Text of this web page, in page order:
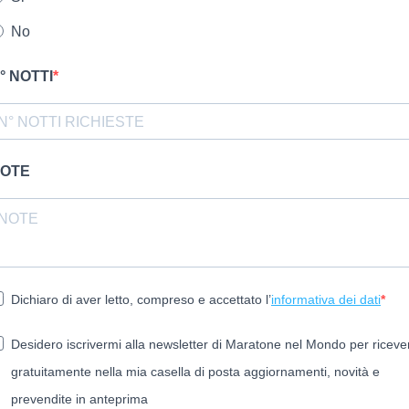
No
NOTTI
Dichiaro di aver letto, compreso e accettato l’informativa dei dati
Desidero iscrivermi alla newsletter di Maratone nel Mondo per
gratuitamente nella mia casella di posta aggiornamenti, novità e
prevendite in anteprima